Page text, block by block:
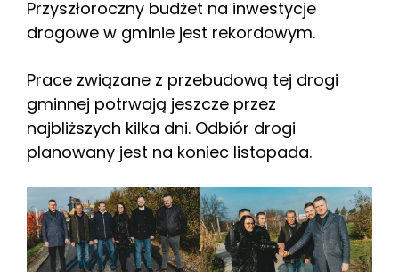
Przyszłoroczny budżet na inwestycje
drogowe w gminie jest rekordowym.
Prace związane z przebudową tej drogi
gminnej potrwają jeszcze przez
najbliższych kilka dni. Odbiór drogi
planowany jest na koniec listopada.